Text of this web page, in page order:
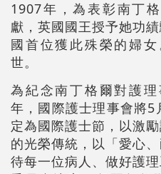
1907年，為表彰南丁
獻，英國國王授予她功
國首位獲此殊榮的婦
世。
為紀念南丁格爾對護
年，國際護士理事會將5
定為國際護士節，以激
的光榮傳統，以「愛心
待每一位病人、做好護